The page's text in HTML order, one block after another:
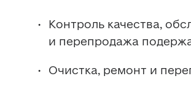
Контроль качества,
и перепродажа
Очистка, ремонт и